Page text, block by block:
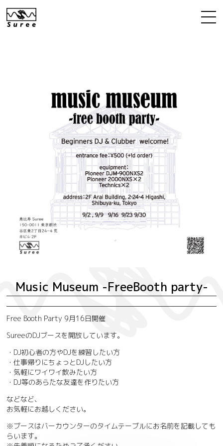
Music Museum -FreeBooth party-
Free Booth Party 9月16日開催
SureeのDJブースを開放しています。
・DJ初心者の方やDJを練習したい方
・仕事帰りにちょっとDJしたい方
・気軽にワイワイ飲みたい方
・DJ等のあらたな友達を作りたい方
などなど、
お気軽にお越しください。
※ブースはバーカウンターのタイムテーブルにお名前を記載しても
らいます。